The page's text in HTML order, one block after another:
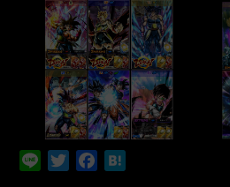
Line Twitter Facebook